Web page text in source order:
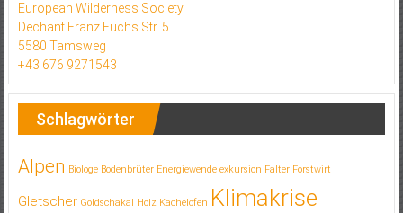
European Wilderness Society
Dechant Franz Fuchs Str. 5
5580 Tamsweg
+43 676 9271543
Schlagwörter
Alpen Biologe Bodenbrüter Energiewende exkursion Falter Forstwirt
Gletscher Goldschakal Holz Kachelofen Klimakrise